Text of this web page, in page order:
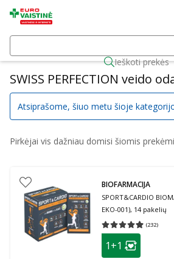
Ieškoti prekės
SWISS PERFECTION veido
Atsiprašome, šiuo metu šioje
Pirkėjai vis dažniau domisi šiomis
BIOFARMACIJA
SPORT&CARDIO
EKO-001), 14 pakelių
(232)
Vidutinis įvertinimas 4.93
patarimas
Lojalumo
1+1